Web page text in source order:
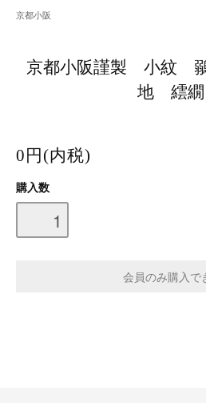
京都小阪
京都小阪謹製 小紋 鶸
地 繧
0円(内税)
購入数